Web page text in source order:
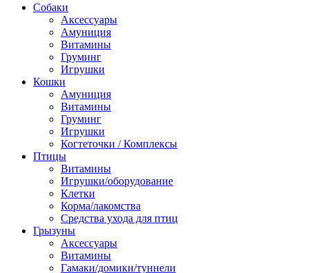
Собаки
Аксессуары
Амуниция
Витамины
Груминг
Игрушки
Кошки
Амуниция
Витамины
Груминг
Игрушки
Когтеточки / Комплексы
Птицы
Витамины
Игрушки/оборудование
Клетки
Корма/лакомства
Средства ухода для птиц
Грызуны
Аксессуары
Витамины
Гамаки/домики/туннели